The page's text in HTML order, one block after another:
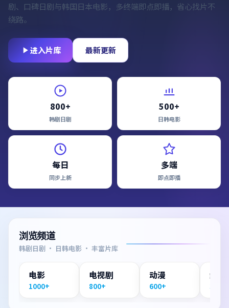
剧、口碑日剧与韩国日本电影，多终端即点即播，省心找片不
绕路。
进入片库 最新更新
800+
韩剧日剧
500+
日韩电影
每日
同步上新
多端
即点即播
浏览频道
韩剧日剧 · 日韩电影 · 丰富片库
电影
1000+
电视剧
800+
动漫
600+
纪录
300+